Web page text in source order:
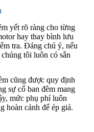
yết rõ ràng cho từng
hay thay bình lưu
tra. Đáng chú ý, nếu
chúng tôi luôn có sẵn
cũng được quy định
sự cố ban đêm mang
mức phụ phí luôn
hoàn cảnh để ép giá.